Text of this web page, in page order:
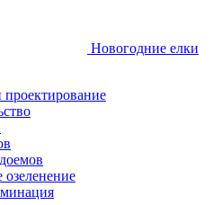
Новогодние елки